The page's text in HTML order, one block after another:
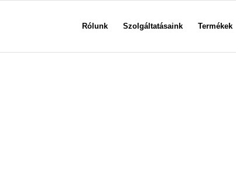
Rólunk Szolgáltatásaink Termékek